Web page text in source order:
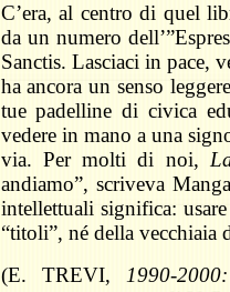
C’era, al centro di quel
da un numero
Sanctis. Lasciaci in pace,
ha ancora un senso
tue padelline di civica
vedere in mano a una
via. Per molti di noi,
andiamo”, scriveva
intellettuali significa:
“titoli”, né della vecchiaia
(E. TREVI, 1990-